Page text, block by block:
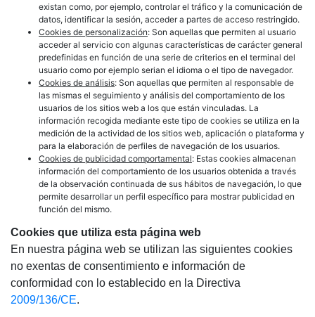
existan como, por ejemplo, controlar el tráfico y la comunicación de
datos, identificar la sesión, acceder a partes de acceso restringido.
Cookies de personalización: Son aquellas que permiten al usuario
acceder al servicio con algunas características de carácter general
predefinidas en función de una serie de criterios en el terminal del
usuario como por ejemplo serian el idioma o el tipo de navegador.
Cookies de análisis: Son aquellas que permiten al responsable de
las mismas el seguimiento y análisis del comportamiento de los
usuarios de los sitios web a los que están vinculadas. La
información recogida mediante este tipo de cookies se utiliza en la
medición de la actividad de los sitios web, aplicación o plataforma y
para la elaboración de perfiles de navegación de los usuarios.
Cookies de publicidad comportamental: Estas cookies almacenan
información del comportamiento de los usuarios obtenida a través
de la observación continuada de sus hábitos de navegación, lo que
permite desarrollar un perfil específico para mostrar publicidad en
función del mismo.
Cookies que utiliza esta página web
En nuestra página web se utilizan las siguientes cookies
no exentas de consentimiento e información de
conformidad con lo establecido en la Directiva
2009/136/CE.